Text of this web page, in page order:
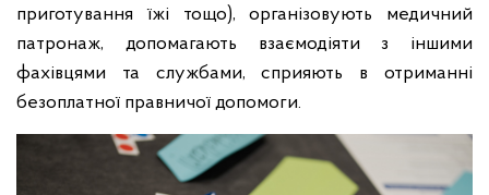
приготування їжі тощо), організовують медичний
патронаж, допомагають взаємодіяти з іншими
фахівцями та службами, сприяють в отриманні
безоплатної правничої допомоги.